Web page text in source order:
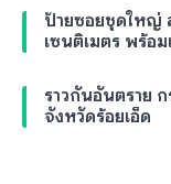
ป้ายซอยชุดใหญ่
เซนติเมตร พร้อม
ราวกันอันตราย
จังหวัดร้อยเอ็ด